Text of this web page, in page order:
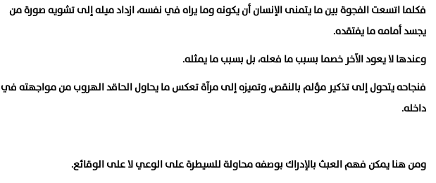
فكلما اتسعت الفجوة بين ما يتمنى الإنسان أن يكونه وما يراه في نفسه، ازداد ميله إلى تشويه صورة من
يجسد أمامه ما يفتقده.
وعندها لا يعود الآخر خصما بسبب ما فعله، بل بسبب ما يمثله.
فنجاحه يتحول إلى تذكير مؤلم بالنقص، وتميزه إلى مرآة تعكس ما يحاول الحاقد الهروب من مواجهته في
داخله.
ومن هنا يمكن فهم العبث بالإدراك بوصفه محاولة للسيطرة على الوعي لا على الوقائع.